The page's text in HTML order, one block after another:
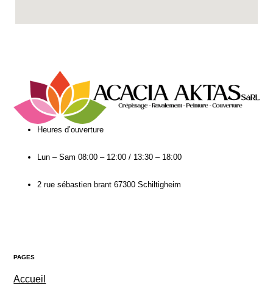
Heures d’ouverture​
Lun – Sam 08:00 – 12:00 / 13:30 – 18:00
2 rue sébastien brant 67300 Schiltigheim
PAGES
Accueil